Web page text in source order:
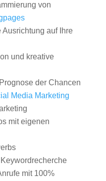
von
Ausrichtung auf Ihre
und kreative
der Chancen
Media Marketing
mit eigenen
mit 100%